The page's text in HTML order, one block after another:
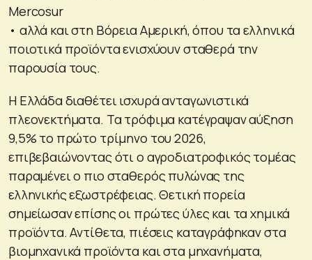
Mercosur
• αλλά και στη Βόρεια Αμερική, όπου τα ελληνικά
ποιοτικά προϊόντα ενισχύουν σταθερά την
παρουσία τους.
Η Ελλάδα διαθέτει ισχυρά ανταγωνιστικά
πλεονεκτήματα. Τα τρόφιμα κατέγραψαν αύξηση
9,5% το πρώτο τρίμηνο του 2026,
επιβεβαιώνοντας ότι ο αγροδιατροφικός τομέας
παραμένει ο πιο σταθερός πυλώνας της
ελληνικής εξωστρέφειας. Θετική πορεία
σημείωσαν επίσης οι πρώτες ύλες και τα χημικά
προϊόντα. Αντίθετα, πιέσεις καταγράφηκαν στα
βιομηχανικά προϊόντα και στα μηχανήματα,